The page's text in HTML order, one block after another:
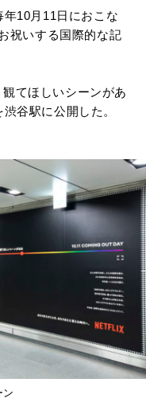
年10月11日におこな
祝いする国際的な記
てほしいシーンがあ
谷駅に公開した。
ン